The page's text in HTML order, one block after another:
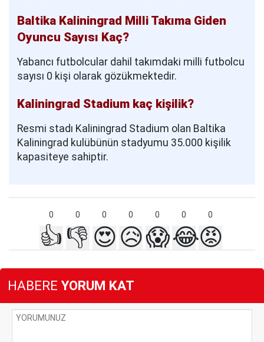
Baltika Kaliningrad Milli Takıma Giden
Oyuncu Sayısı Kaç?
Yabancı futbolcular dahil takımdaki milli futbolcu
sayısı 0 kişi olarak gözükmektedir.
Kaliningrad Stadium kaç kişilik?
Resmi stadı Kaliningrad Stadium olan Baltika
Kaliningrad kulübünün stadyumu 35.000 kişilik
kapasiteye sahiptir.
0 0 0 0 0 0 0
👍 👎 😍😥😱😂😡
HABERE YORUM KAT